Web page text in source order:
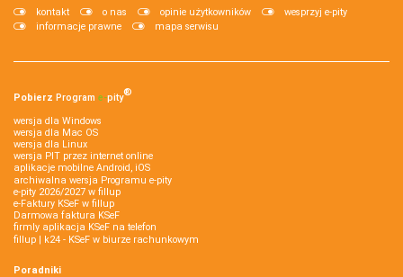
kontakt o nas opinie użytkowników
wesprzyj e-pity
informacje prawne
mapa serwisu
Pobierz Program e‑pity®
wersja dla Windows
wersja dla Mac OS
wersja dla Linux
wersja PIT przez internet online
aplikacje mobilne Android, iOS
archiwalna wersja Programu e-pity
e-pity 2026/2027 w fillup
e‑Faktury KSeF w fillup
Darmowa faktura KSeF
firmly aplikacja KSeF na telefon
fillup | k24 - KSeF w biurze rachunkowym
Poradniki